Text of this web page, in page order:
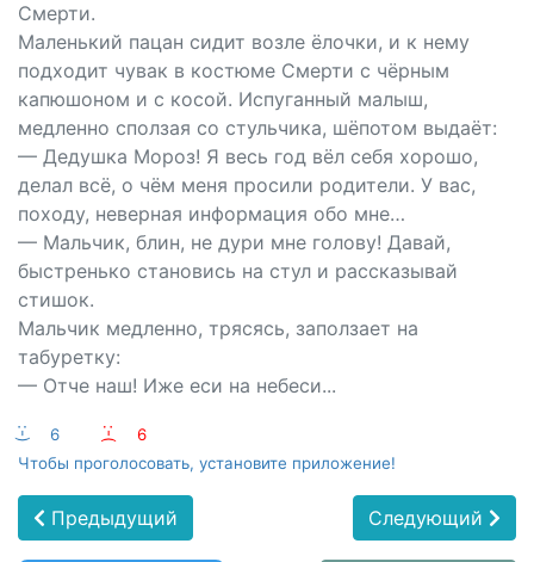
Смерти.
Маленький пацан сидит возле ёлочки, и к нему
подходит чувак в костюме Смерти с чёрным
капюшоном и с косой. Испуганный малыш,
медленно сползая со стульчика, шёпотом выдаёт:
— Дедушка Мороз! Я весь год вёл себя хорошо,
делал всё, о чём меня просили родители. У вас,
походу, неверная информация обо мне…
— Мальчик, блин, не дури мне голову! Давай,
быстренько становись на стул и рассказывай
стишок.
Мальчик медленно, трясясь, заползает на
табуретку:
— Отче наш! Иже еси на небеси...
:-) 6 :-(
6
Чтобы проголосовать, установите приложение!
Предыдущий Следующий